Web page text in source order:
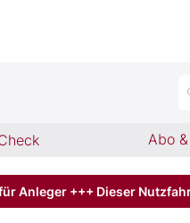
Abo
Anleger +++ Dieser